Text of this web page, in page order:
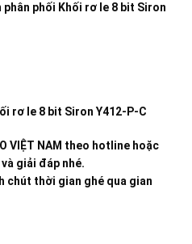
phân phối Khối rơ le 8 bit Siron
rơ le 8 bit Siron Y412-P-C
VIỆT NAM theo hotline hoặc
giải đáp nhé.
chút thời gian ghé qua gian